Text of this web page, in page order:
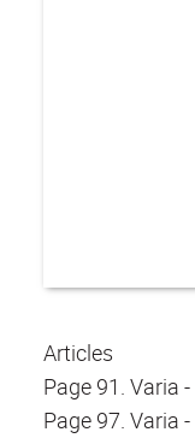
Articles
Page 91. Varia
Page 97. Varia